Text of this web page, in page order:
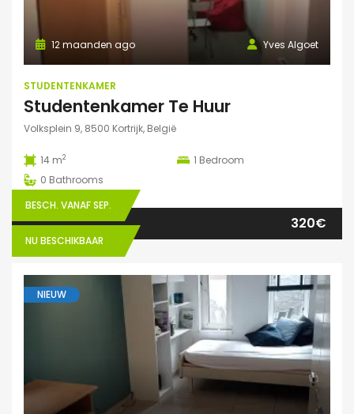
Yves Algoet
12 maanden ago
STUDENTENKAMER
Studentenkamer Te Huur
Volksplein 9, 8500 Kortrijk, België
14 m2 1 Bedroom
0 Bathrooms
BESCH. VANAF SEP.
NU BESCHIKBAAR
320€
NIEUW